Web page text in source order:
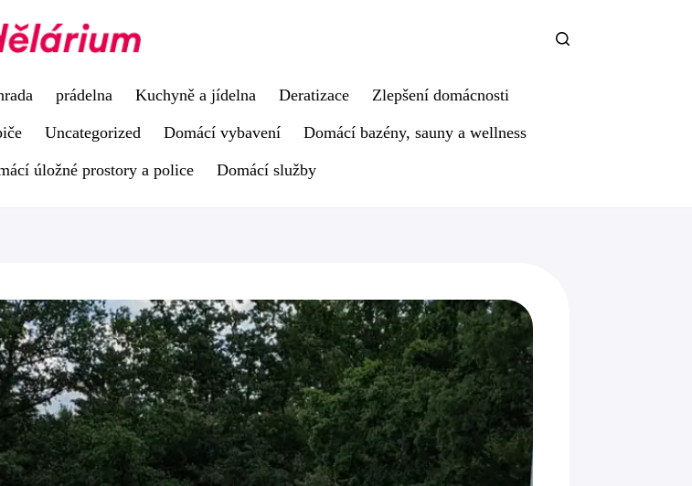
prádelna Kuchyně a jídelna Deratizace Zlepšení domácnosti
Uncategorized Domácí vybavení Domácí bazény, sauny a wellness
úložné prostory a police Domácí služby